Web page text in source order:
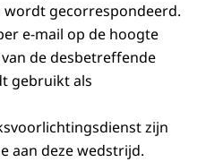
gecorrespondeerd.
e-mail op de hoogte
de desbetreffende
gebruikt als
zijn
aan deze wedstrijd.